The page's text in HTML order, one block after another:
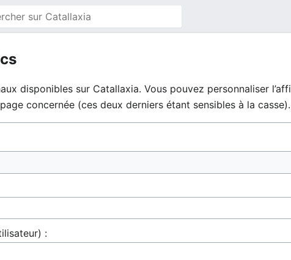
disponibles sur Catallaxia. Vous pouvez personnaliser
concernée (ces deux derniers étant sensibles à la casse).
: